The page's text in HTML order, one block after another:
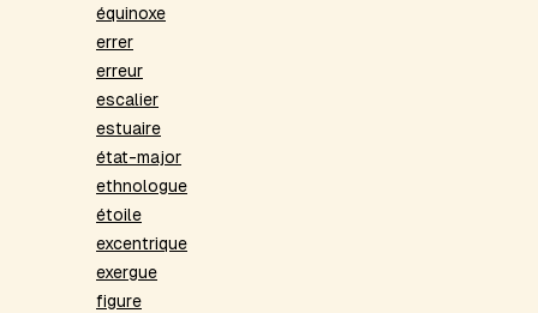
équinoxe
errer
erreur
escalier
estuaire
état-major
ethnologue
étoile
excentrique
exergue
figure